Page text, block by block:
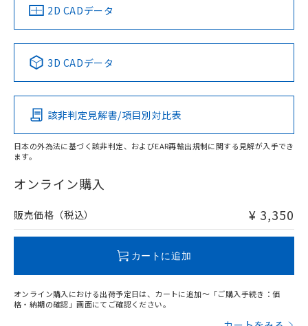
中国 RoHS 注意事項・凡例
Pb Hg Cd Cr(VI)
O
在庫等で未対応品が混在する可能性があります。
問い合わせください。
2D CADデータ
3D CADデータ
該非判定見解書/項目別対比表
日本の外為法に基づく該非判定、およびEAR再輸出規制に関する見解が入手でき
ます。
オンライン購入
販売価格（税込） ¥ 3,350
カートに追加
オンライン購入における出荷予定日は、カートに追加～「ご購入手続き：価
格・納期の確認」画面にてご確認ください。